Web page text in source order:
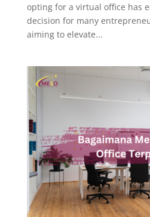
opting for a virtual office has
decision for many
aiming to elevate...